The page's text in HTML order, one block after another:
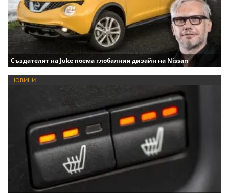
Създателят на Juke поема глобалния дизайн на Nissan
НОВИНИ